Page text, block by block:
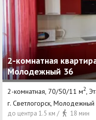
2-комнатная
Молодежный 36
2-комнатная, 70/50/11 м2,
г. Светлогорск,
до центра 1.5 км / 18 мин